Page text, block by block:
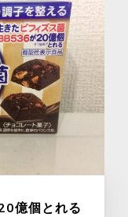
億個とれる